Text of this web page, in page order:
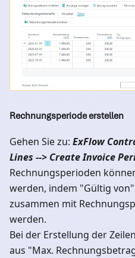
Rechnungsperiode erstellen
Gehen Sie zu: ExFlow
Lines --> Create Invoice
Rechnungsperioden
werden, indem "Gültig
zusammen mit
werden.
Bei der Erstellung der
aus "Max.